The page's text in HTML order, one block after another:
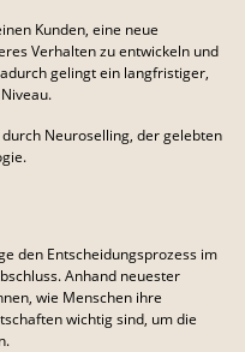
Kunden, eine neue
Verhalten zu entwickeln und
gelingt ein langfristiger,
Neuroselling, der gelebten
den Entscheidungsprozess im
Anhand neuester
wie Menschen ihre
wichtig sind, um die